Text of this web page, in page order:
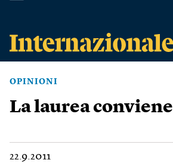
OPINIONI
La laurea conviene
22.9.2011